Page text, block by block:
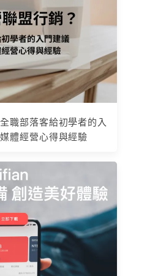
職部落客給初學者的入
體經營心得與經驗